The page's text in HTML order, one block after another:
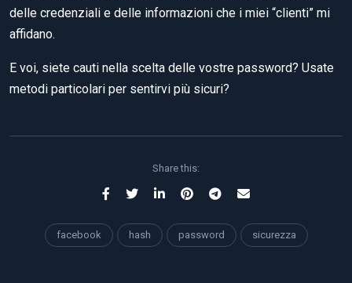
delle credenziali e delle informazioni che i miei “clienti” mi
affidano.
E voi, siete cauti nella scelta delle vostre password? Usate
metodi particolari per sentirvi più sicuri?
Share this:
facebook hash password sicurezza